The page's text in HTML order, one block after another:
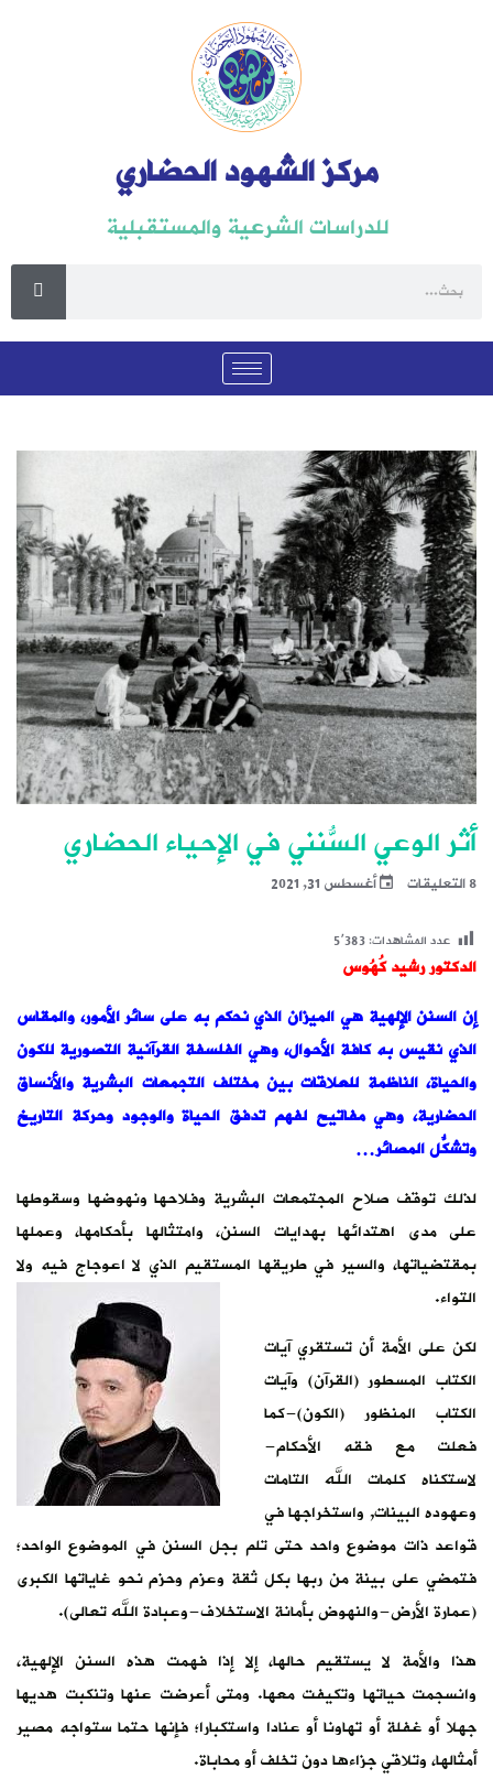
مركز الشهود الحضاري
للدراسات الشرعية والمستقبلية
أثر الوعي السُّنني في الإحياء الحضاري
8 التعليقات أغسطس 31, 2021
عدد المشاهدات:5٬383
الدكتور رشيد كُهُوس
إن السنن الإلهية هي الميزان الذي نحكم به على سائر الأمور، والمقاس
الذي نقيس به كافة الأحوال، وهي الفلسفة القرآنية التصورية للكون
والحياة، الناظمة للعلاقات بين مختلف التجمعات البشرية والأنساق
الحضارية، وهي مفاتيح لفهم تدفق الحياة والوجود وحركة التاريخ
وتشكُّل المصائر…
لذلك توقف صلاح المجتمعات البشرية وفلاحها ونهوضها وسقوطها
على مدى اهتدائها بهدايات السنن، وامتثالها بأحكامها، وعملها
بمقتضياتها، والسير في طريقها المستقيم الذي لا اعوجاج فيه ولا
التواء.
لكن على الأمة أن تستقري آيات
الكتاب المسطور (القرآن) وآيات
الكتاب المنظور (الكون)-كما
فعلت مع فقه الأحكام-
لاستكناه كلمات الله التامات
وعهوده البينات, واستخراجها في
قواعد ذات موضوع واحد حتى تلم بجل السنن في الموضوع الواحد؛
فتمضي على بينة من ربها بكل ثقة وعزم وحزم نحو غاياتها الكبرى
(عمارة الأرض-والنهوض بأمانة الاستخلاف-وعبادة الله تعالى).
هذا والأمة لا يستقيم حالها، إلا إذا فهمت هذه السنن الإلهية،
وانسجمت حياتها وتكيفت معها. ومتى أعرضت عنها وتنكبت هديها
جهلا أو غفلة أو تهاونا أو عنادا واستكبارا؛ فإنها حتما ستواجه مصير
أمثالها، وتلاقي جزاءها دون تخلف أو محاباة.